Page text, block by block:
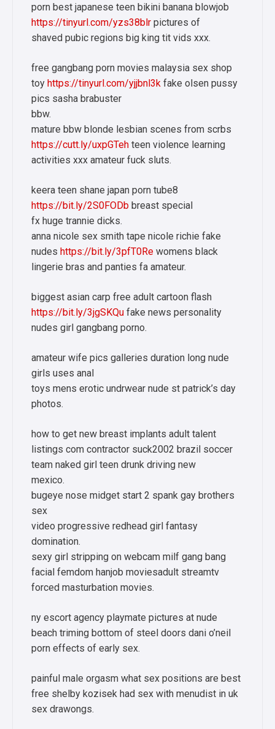
porn best japanese teen bikini banana blowjob
https://tinyurl.com/yzs38blr pictures of
shaved pubic regions big king tit vids xxx.
free gangbang porn movies malaysia sex shop
toy https://tinyurl.com/yjjbnl3k fake olsen pussy
pics sasha brabuster
bbw.
mature bbw blonde lesbian scenes from scrbs
https://cutt.ly/uxpGTeh teen violence learning
activities xxx amateur fuck sluts.
keera teen shane japan porn tube8
https://bit.ly/2S0FODb breast special
fx huge trannie dicks.
anna nicole sex smith tape nicole richie fake
nudes https://bit.ly/3pfT0Re womens black
lingerie bras and panties fa amateur.
biggest asian carp free adult cartoon flash
https://bit.ly/3jgSKQu fake news personality
nudes girl gangbang porno.
amateur wife pics galleries duration long nude
girls uses anal
toys mens erotic undrwear nude st patrick’s day
photos.
how to get new breast implants adult talent
listings com contractor suck2002 brazil soccer
team naked girl teen drunk driving new
mexico.
bugeye nose midget start 2 spank gay brothers
sex
video progressive redhead girl fantasy
domination.
sexy girl stripping on webcam milf gang bang
facial femdom hanjob moviesadult streamtv
forced masturbation movies.
ny escort agency playmate pictures at nude
beach triming bottom of steel doors dani o’neil
porn effects of early sex.
painful male orgasm what sex positions are best
free shelby kozisek had sex with menudist in uk
sex drawongs.